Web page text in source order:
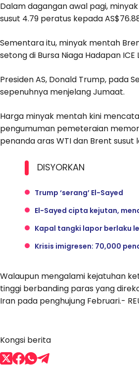
Dalam dagangan awal pagi,
susut 4.79 peratus kepada
Sementara itu, minyak mentah
setong di Bursa Niaga Hadapan ICE
Presiden AS, Donald Trump, pada
sepenuhnya menjelang Jumaat.
Harga minyak mentah kini
pengumuman pemeteraian
penanda aras WTI dan Brent
DISYORKAN
Trump ‘serang’ El-Sayed
El-Sayed cipta kejutan,
Kapal tangki lapor berlaku
Krisis imigresen: 70,000
Walaupun mengalami kejatuhan
tinggi berbanding paras yang
Iran pada penghujung Februari.-
Kongsi berita